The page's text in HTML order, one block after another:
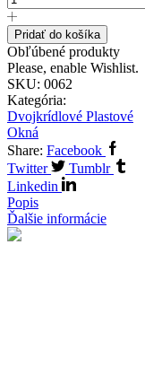
Pridať do košíka
Obľúbené produkty
Please, enable Wishlist.
SKU: 0062
Kategória:
Dvojkrídlové Plastové
Okná
Share: Facebook
Twitter
Tumblr
Linkedin
Popis
Ďalšie informácie